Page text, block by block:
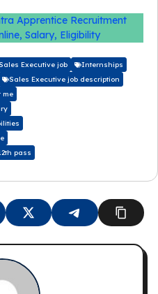
Apprentice Recruitment
Salary, Eligibility
Executive job
Internships
Sales Executive job description
me
pass